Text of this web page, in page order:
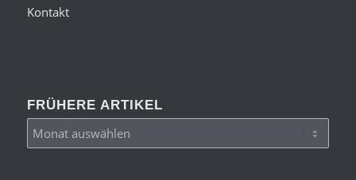
Kontakt
FRÜHERE ARTIKEL